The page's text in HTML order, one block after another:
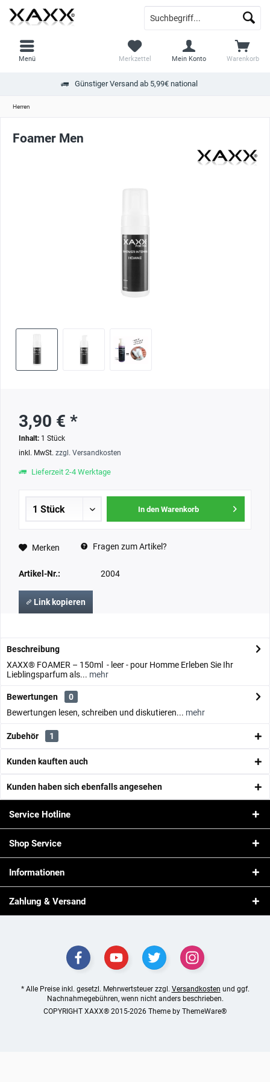
Günstiger Versand ab 5,99€ national
Warenkorb
Merkzettel Mein Konto
Menü
Herren
Foamer Men
3,90 € *
Inhalt: 1 Stück
inkl. MwSt. zzgl. Versandkosten
Lieferzeit 2-4 Werktage
In den Warenkorb
Merken Fragen zum Artikel?
Artikel-Nr.: 2004
Link kopieren
Beschreibung
XAXX® FOAMER – 150ml - leer - pour Homme Erleben Sie Ihr
Lieblingsparfum als... mehr
Bewertungen
0
Bewertungen lesen, schreiben und diskutieren... mehr
Zubehör 1
Kunden kauften auch
Kunden haben sich ebenfalls angesehen
Service Hotline
Shop Service
Informationen
Zahlung & Versand
* Alle Preise inkl. gesetzl. Mehrwertsteuer zzgl. Versandkosten und ggf.
Nachnahmegebühren, wenn nicht anders beschrieben.
COPYRIGHT XAXX® 2015-2026 Theme by ThemeWare®